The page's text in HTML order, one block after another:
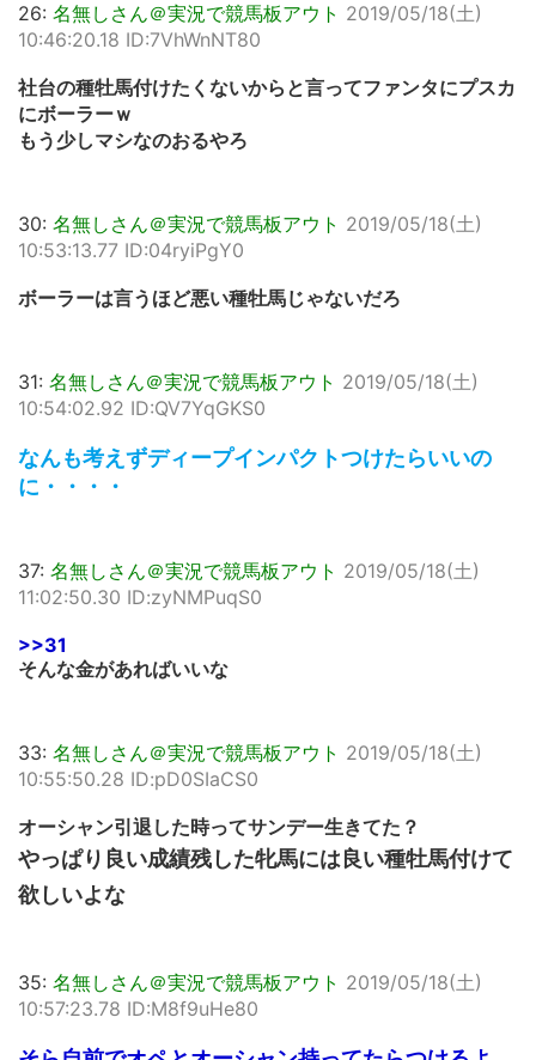
26: 名無しさん＠実況で競馬板アウト 2019/05/18(土)
10:46:20.18 ID:7VhWnNT80
社台の種牡馬付けたくないからと言ってファンタにプスカ
にボーラーｗ
もう少しマシなのおるやろ
30: 名無しさん＠実況で競馬板アウト 2019/05/18(土)
10:53:13.77 ID:04ryiPgY0
ボーラーは言うほど悪い種牡馬じゃないだろ
31: 名無しさん＠実況で競馬板アウト 2019/05/18(土)
10:54:02.92 ID:QV7YqGKS0
なんも考えずディープインパクトつけたらいいの
に・・・・
37: 名無しさん＠実況で競馬板アウト 2019/05/18(土)
11:02:50.30 ID:zyNMPuqS0
>>31
そんな金があればいいな
33: 名無しさん＠実況で競馬板アウト 2019/05/18(土)
10:55:50.28 ID:pD0SIaCS0
オーシャン引退した時ってサンデー生きてた？
やっぱり良い成績残した牝馬には良い種牡馬付けて
欲しいよな
35: 名無しさん＠実況で競馬板アウト 2019/05/18(土)
10:57:23.78 ID:M8f9uHe80